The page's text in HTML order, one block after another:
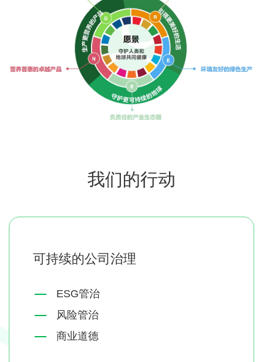
我们的行动
可持续的公司治理
ESG管治
风险管治
商业道德